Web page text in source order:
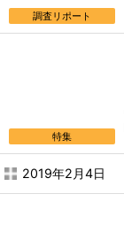
調査リポート
特集
2019年2月4日